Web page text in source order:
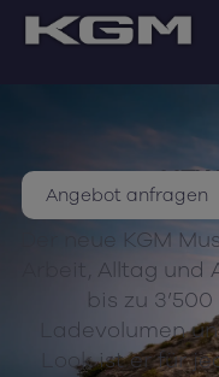
Angebot anfragen
Der neue KGM
Arbeit, Alltag
bis zu
Ladevolumen
Look ist er für